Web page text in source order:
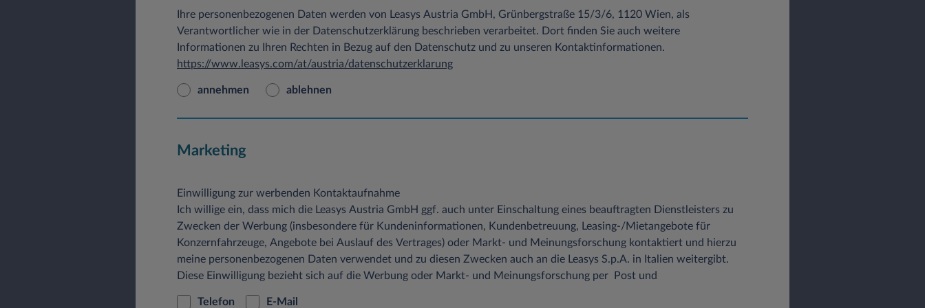
Sie erreichen unseren betrieblichen Datenschutzbeauftragten unter Leasys Austria GmbH, Datenschutzbeauftragter,
2. Welche personenbezogenen Daten werden erfasst?
Bei jedem Zugriff eines Nutzers auf eine Seite aus dem Angebot der Leasys Austria GmbH und bei jedem Abruf einer Datei
dem Namen der Datei
dem Datum und der Uhrzeit der Anforderung
der übertragenen Datenmenge
dem Zugriffsstatus (Datei übertragen, Datei nicht gefunden etc.)
einer Beschreibung des Typs des verwendeten Webbrowsers
Ihre personenbezogenen Daten werden von Leasys Austria GmbH, Grünbergstraße 15/3/6, 1120 Wien, als
Verantwortlicher wie in der Datenschutzerklärung beschrieben verarbeitet. Dort finden Sie auch weitere
Informationen zu Ihren Rechten in Bezug auf den Datenschutz und zu unseren Kontaktinformationen.
https://www.leasys.com/at/austria/datenschutzerklarung
an­neh­men ablehnen
Marketing
Einwilligung zur werbenden Kontaktaufnahme
Ich willige ein, dass mich die Leasys Austria GmbH ggf. auch unter Einschaltung eines beauftragten Dienstleisters zu
Zwecken der Werbung (insbesondere für Kundeninformationen, Kundenbetreuung, Leasing-/Mietangebote für
Konzernfahrzeuge, Angebote bei Auslauf des Vertrages) oder Markt- und Meinungsforschung kontaktiert und hierzu
meine personenbezogenen Daten verwendet und zu diesen Zwecken auch an die Leasys S.p.A. in Italien weitergibt.
Diese Einwilligung bezieht sich auf die Werbung oder Markt- und Meinungsforschung per Post und
Telefon E-Mail